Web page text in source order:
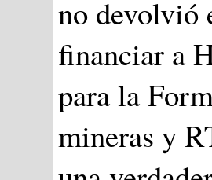
no devolvió
financiar a
para la
mineras y